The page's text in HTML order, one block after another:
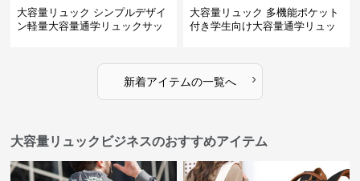
大容量リュック シンプルデザイ
ン軽量大容量通学リュックサッ
大容量リュック 多機能ポケット
付き学生向け大容量通学リュッ
新着アイテムの一覧へ ›
大容量リュックビジネスのおすすめアイテム